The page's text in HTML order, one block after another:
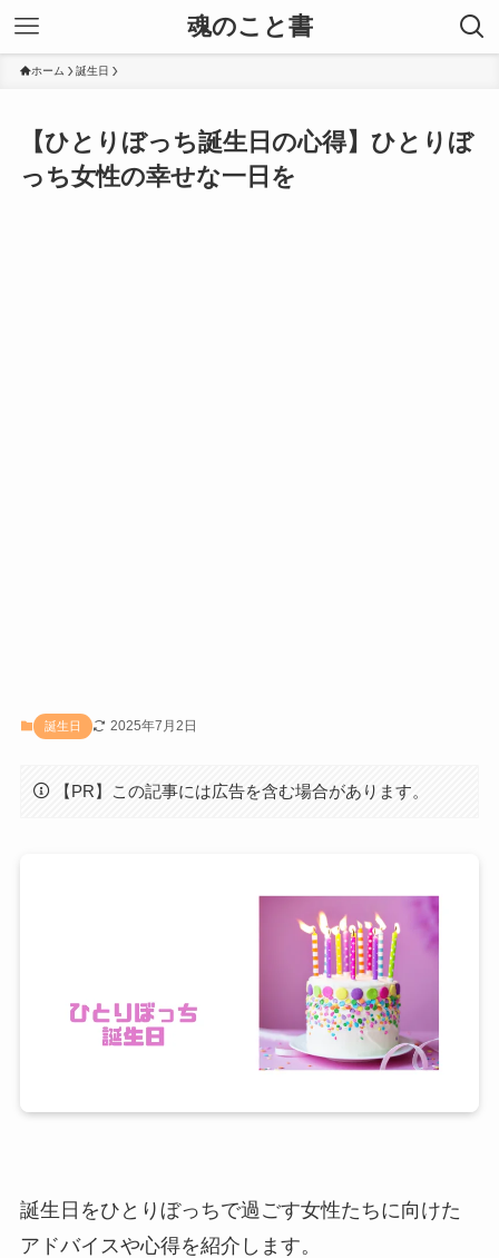
魂のこと書
ホーム 誕生日
【ひとりぼっち誕生日の心得】ひとりぼ
っち女性の幸せな一日を
誕生日 2025年7月2日
【PR】この記事には広告を含む場合があります。
誕生日をひとりぼっちで過ごす女性たちに向けた
アドバイスや心得を紹介します。